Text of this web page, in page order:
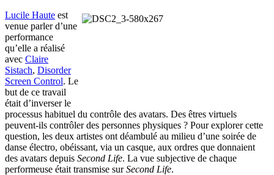
Lucile Haute est
venue parler d’une
performance
qu’elle a réalisé
avec Claire
Sistach, Disorder
Screen Control. Le
but de ce travail
était d’inverser le
processus habituel du contrôle des avatars. Des êtres virtuels
peuvent-ils contrôler des personnes physiques ? Pour explorer cette
question, les deux artistes ont déambulé au milieu d’une soirée de
danse électro, obéissant, via un casque, aux ordres que donnaient
des avatars depuis Second Life. La vue subjective de chaque
performeuse était transmise surSecond Life.